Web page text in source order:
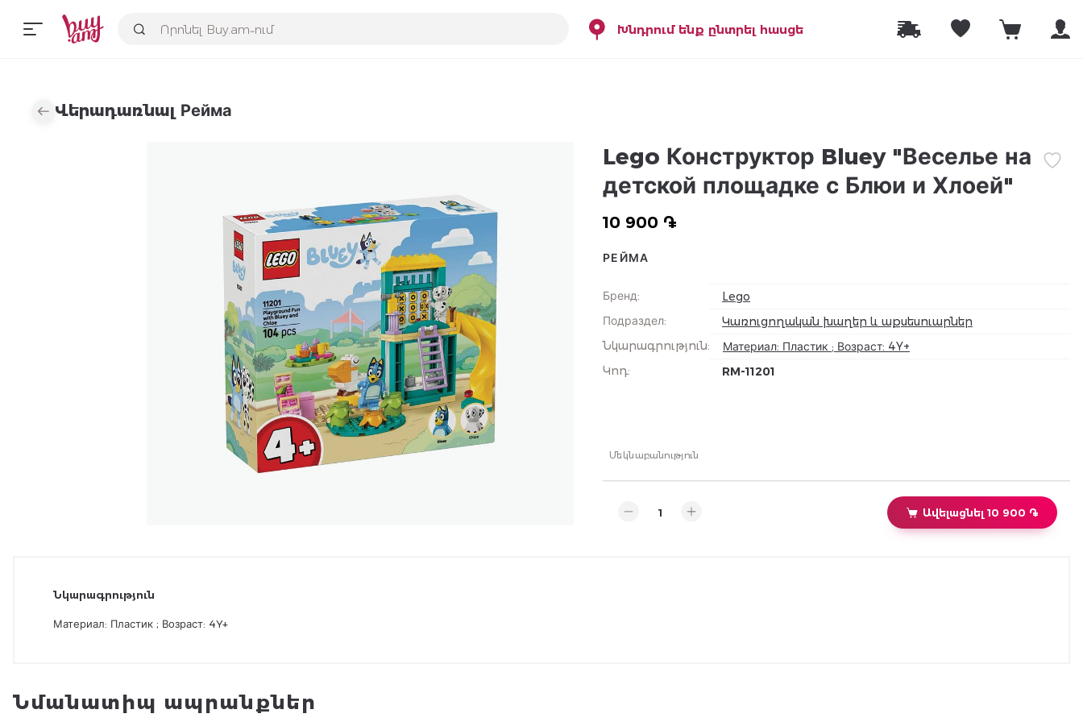
Խնդրում ենք ընտրել հասցե
Վերադառնալ Рейма
Lego Конструктор Bluey "Веселье на
детской площадке с Блюи и Хлоей"
10 900 ֏
РЕЙМА
Бренд:
Lego
Подраздел:
Կառուցողական խաղեր և աքսեսուարներ
Նկարագրություն:
Материал: Пластик ; Возраст: 4Y+
Կոդ: RM-11201
Մեկնաբանություն
Ավելացնել 10 900 ֏
Նկարագրություն
Материал: Пластик ; Возраст: 4Y+
Նմանատիպ ապրանքներ